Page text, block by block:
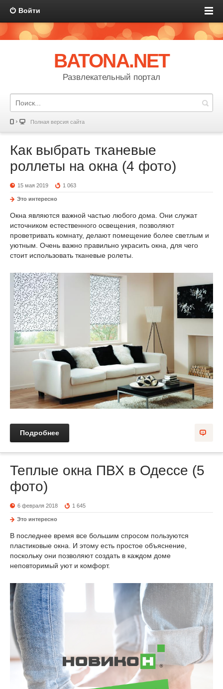
Войти
BATONA.NET
Развлекательный портал
Полная версия сайта
Как выбрать тканевые
роллеты на окна (4 фото)
15 мая 2019 1 063
Это интересно
Окна являются важной частью любого дома. Они служат
источником естественного освещения, позволяют
проветривать комнату, делают помещение более светлым и
уютным. Очень важно правильно украсить окна, для чего
стоит использовать тканевые ролеты.
Подробнее
Теплые окна ПВХ в Одессе (5
фото)
6 февраля 2018 1 645
Это интересно
В последнее время все большим спросом пользуются
пластиковые окна. И этому есть простое объяснение,
поскольку они позволяют создать в каждом доме
неповторимый уют и комфорт.